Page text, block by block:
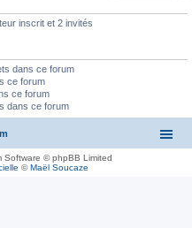
inscrit et 2 invités
dans ce forum
ce forum
ce forum
dans ce forum
Software © phpBB Limited
©Maël Soucaze